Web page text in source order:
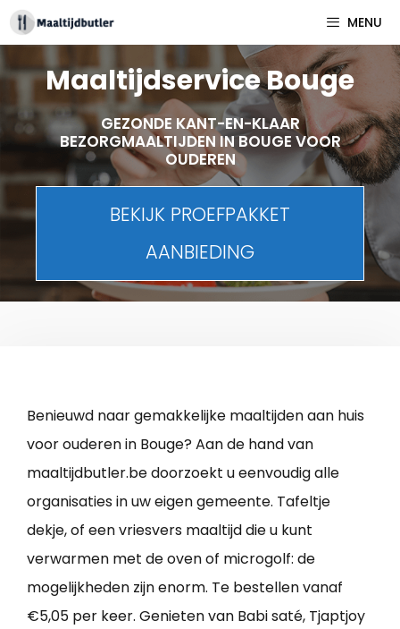
Spring
naar
inhoud
MENU
Maaltijdservice Bouge
GEZONDE KANT-EN-KLAAR
BEZORGMAALTIJDEN IN BOUGE VOOR
OUDEREN
BEKIJK PROEFPAKKET
AANBIEDING
Benieuwd naar gemakkelijke maaltijden aan huis
voor ouderen in Bouge? Aan de hand van
maaltijdbutler.be doorzoekt u eenvoudig alle
organisaties in uw eigen gemeente. Tafeltje
dekje, of een vriesvers maaltijd die u kunt
verwarmen met de oven of microgolf: de
mogelijkheden zijn enorm. Te bestellen vanaf
€5,05 per keer. Genieten van Babi saté, Tjaptjoy